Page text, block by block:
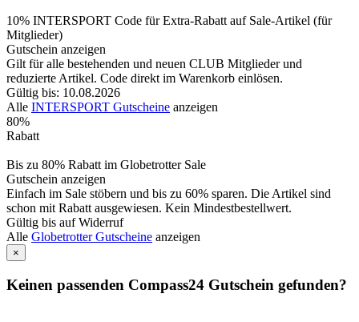
10% INTERSPORT Code für Extra-Rabatt auf Sale-Artikel (für
Mitglieder)
Gutschein anzeigen
Gilt für alle bestehenden und neuen CLUB Mitglieder und
reduzierte Artikel. Code direkt im Warenkorb einlösen.
Gültig bis: 10.08.2026
Alle INTERSPORT Gutscheine anzeigen
80%
Rabatt
Bis zu 80% Rabatt im Globetrotter Sale
Gutschein anzeigen
Einfach im Sale stöbern und bis zu 60% sparen. Die Artikel sind
schon mit Rabatt ausgewiesen. Kein Mindestbestellwert.
Gültig bis auf Widerruf
Alle Globetrotter Gutscheine anzeigen
×
Keinen passenden Compass24 Gutschein gefunden?